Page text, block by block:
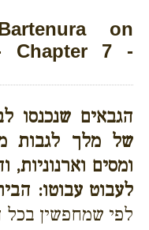
on
Chapter 7 -
הגבאים שנכנסו
של מלך לגבות
ומסים וארנוניות,
לעבוט עבוטו:
לפי שמחפשין בכל